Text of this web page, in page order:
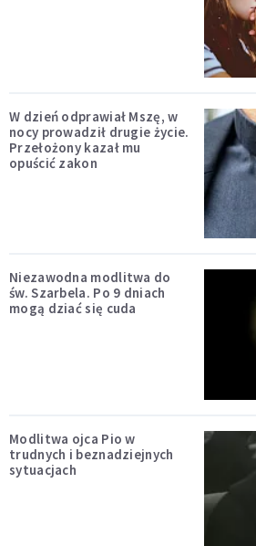
W dzień odprawiał Mszę, w
nocy prowadził drugie życie.
Przełożony kazał mu
opuścić zakon
Niezawodna modlitwa do
św. Szarbela. Po 9 dniach
mogą dziać się cuda
Modlitwa ojca Pio w
trudnych i beznadziejnych
sytuacjach